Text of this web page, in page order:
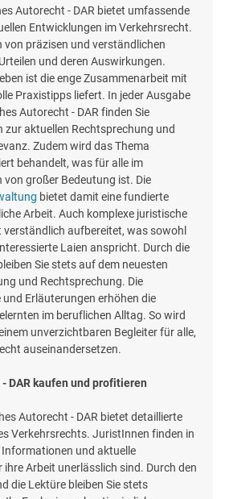
Autorecht - DAR bietet umfassende
Entwicklungen im Verkehrsrecht.
von präzisen und verständlichen
und deren Auswirkungen.
ist die enge Zusammenarbeit mit
Praxistipps liefert. In jeder Ausgabe
Autorecht - DAR finden Sie
zur aktuellen Rechtsprechung und
Zudem wird das Thema
behandelt, was für alle im
von großer Bedeutung ist. Die
bietet damit eine fundierte
Arbeit. Auch komplexe juristische
verständlich aufbereitet, was sowohl
Laien anspricht. Durch die
Sie stets auf dem neuesten
und Rechtsprechung. Die
Erläuterungen erhöhen die
im beruflichen Alltag. So wird
unverzichtbaren Begleiter für alle,
auseinandersetzen.
DAR kaufen und profitieren
Autorecht - DAR bietet detaillierte
Verkehrsrechts. JuristInnen finden in
und aktuelle
ihre Arbeit unerlässlich sind. Durch den
die Lektüre bleiben Sie stets